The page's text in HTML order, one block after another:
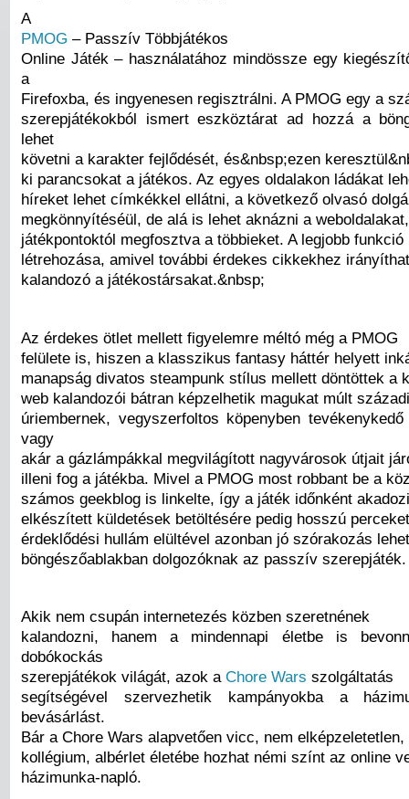
A
PMOG – Passzív Többjátékos
Online Játék – használatához mindössze egy
a
Firefoxba, és ingyenesen regisztrálni. A PMOG egy a
szerepjátékokból ismert eszköztárat ad hozzá a
lehet
követni a karakter fejlődését, és&nbsp;ezen
ki parancsokat a játékos. Az egyes oldalakon ládákat
híreket lehet címkékkel ellátni, a következő olvasó
megkönnyítéséül, de alá is lehet aknázni a
játékpontoktól megfosztva a többieket. A legjobb
létrehozása, amivel további érdekes cikkekhez
kalandozó a játékostársakat.&nbsp;
Az érdekes ötlet mellett figyelemre méltó még a PMOG
felülete is, hiszen a klasszikus fantasy háttér helyett
manapság divatos steampunk stílus mellett döntöttek a
web kalandozói bátran képzelhetik magukat múlt
úriembernek, vegyszerfoltos köpenyben
vagy
akár a gázlámpákkal megvilágított nagyvárosok útjait
illeni fog a játékba. Mivel a PMOG most robbant be a
számos geekblog is linkelte, így a játék időnként
elkészített küldetések betöltésére pedig hosszú
érdeklődési hullám elültével azonban jó szórakozás
böngészőablakban dolgozóknak az passzív szerepjáték.
Akik nem csupán internetezés közben szeretnének
kalandozni, hanem a mindennapi életbe is
dobókockás
szerepjátékok világát, azok a Chore Wars szolgáltatás
segítségével szervezhetik kampányokba a
bevásárlást.
Bár a Chore Wars alapvetően vicc, nem elképzeletetlen,
kollégium, albérlet életébe hozhat némi színt az online
házimunka-napló.